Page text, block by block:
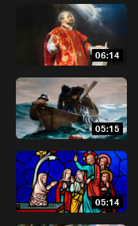
06:14
05:15
05:14